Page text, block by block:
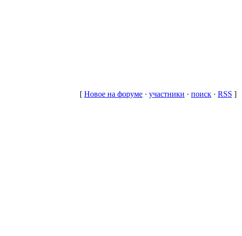
[ Новое на форуме · участники · поиск · RSS ]